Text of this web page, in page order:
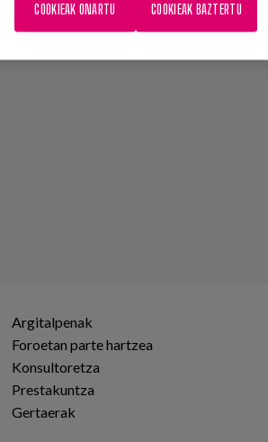
Argitalpenak
Foroetan parte hartzea
Konsultoretza
Prestakuntza
Gertaerak
COOKIEAK BAZTERTU
COOKIEAK ONARTU